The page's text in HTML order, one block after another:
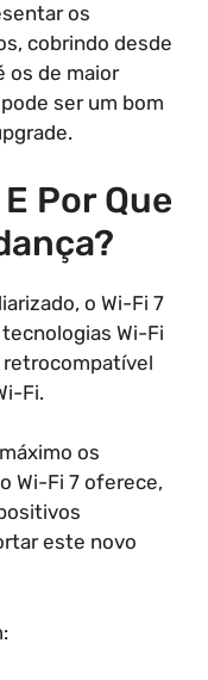
os
cobrindo desde
os de maior
ser um bom
Por Que
o Wi-Fi 7
Wi-Fi
retrocompatível
Fi.
os
Wi-Fi 7 oferece,
este novo